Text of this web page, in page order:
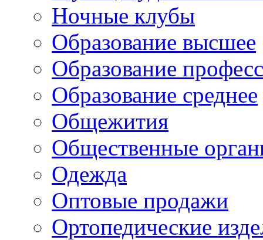
Ночные клубы
Образование высшее
Образование
Образование среднее
Общежития
Общественные
Одежда
Оптовые продажи
Ортопедические